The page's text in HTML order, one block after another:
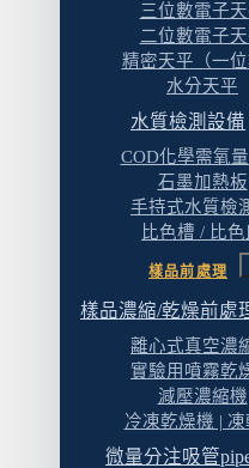
三位數電子
二位數電子
精密天平（一位
水分天平
水質檢測設備
COD化學需氧
石墨加熱板
手持式水質檢
比色槽 / 比色
樣品前處理
樣品濃縮/乾燥前處
離心式真空濃
實驗用噴霧乾
減壓濃縮機
冷凍乾燥機 | 凍
微量分注吸管
微量樣品池
自動樣品器
流動池
五、法規場
藥典驗證項
軟體合規
IQ/OQ/PQ
六、預算組
典型預算組
常被低估
光拉高了、波長偏
買了。
一般採購者會先看
的規格是雜散光
束 vs 雙光束)。這
影響很大」的規
快速結論:
時間有限的讀者可
教學 / 示範用